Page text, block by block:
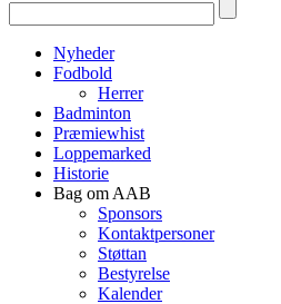
Nyheder
Fodbold
Herrer
Badminton
Præmiewhist
Loppemarked
Historie
Bag om AAB
Sponsors
Kontaktpersoner
Støttan
Bestyrelse
Kalender